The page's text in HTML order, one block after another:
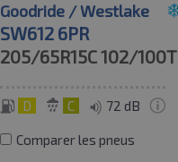
Goodride / Westlake
SW612 6PR
205/65R15C102/100T
D C 72 dB
Comparer les pneus